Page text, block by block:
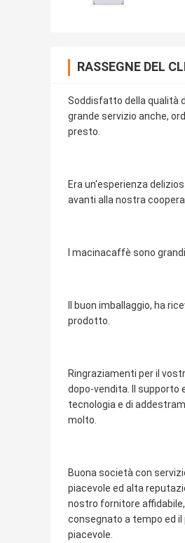
RASSEGNE DEL
Soddisfatto della qualità
grande servizio anche,
presto.
Era un'esperienza
avanti alla nostra
I macinacaffè sono
Il buon imballaggio, ha
prodotto.
Ringraziamenti per il
dopo-vendita. Il supporto
tecnologia e di
molto.
Buona società con
piacevole ed alta
nostro fornitore
consegnato a tempo ed
piacevole.